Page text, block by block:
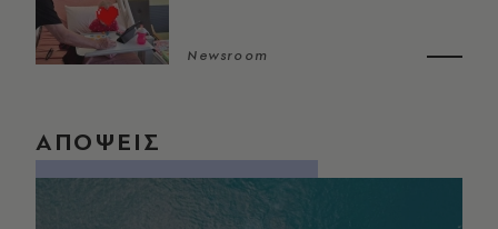
Newsroom
ΑΠΟΨΕΙΣ